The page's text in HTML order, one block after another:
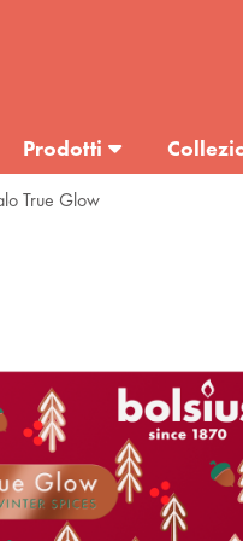
Prodotti
True Glow